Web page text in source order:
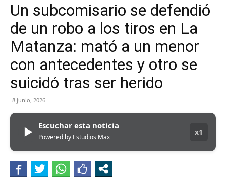
Un subcomisario se defendió
de un robo a los tiros en La
Matanza: mató a un menor
con antecedentes y otro se
suicidó tras ser herido
8 junio, 2026
▶ Escuchar esta noticia
Powered by Estudios Max
x1